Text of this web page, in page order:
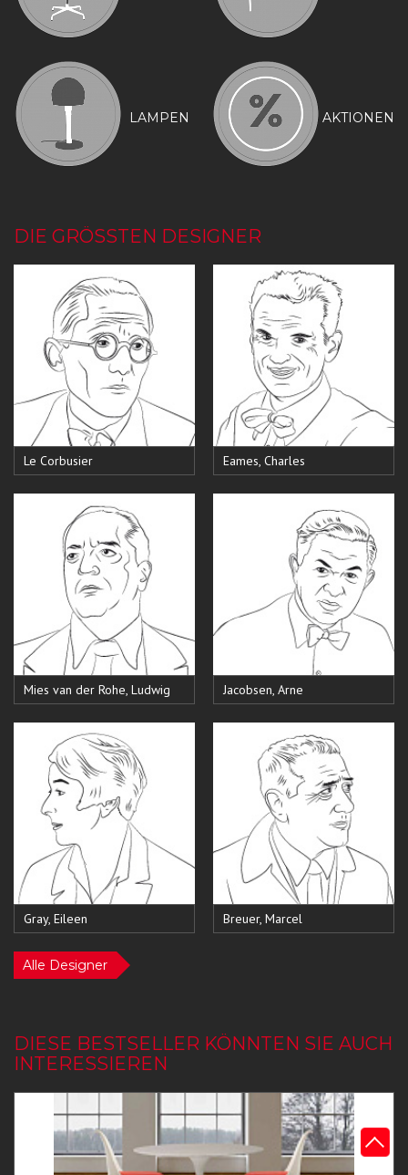
LAMPEN AKTIONEN
DIE GRÖSSTEN DESIGNER
Le Corbusier Eames, Charles
Mies van der Rohe, Ludwig Jacobsen, Arne
Gray, Eileen Breuer, Marcel
Alle Designer
DIESE BESTSELLER KÖNNTEN SIE AUCH
INTERESSIEREN